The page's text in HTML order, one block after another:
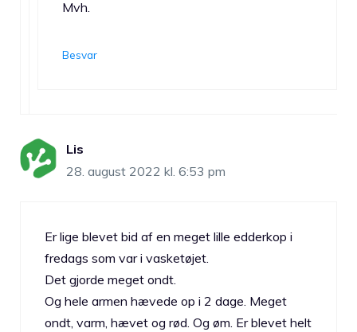
Mvh.
Besvar
Lis
28. august 2022 kl. 6:53 pm
Er lige blevet bid af en meget lille edderkop i
fredags som var i vasketøjet.
Det gjorde meget ondt.
Og hele armen hævede op i 2 dage. Meget
ondt, varm, hævet og rød. Og øm. Er blevet helt